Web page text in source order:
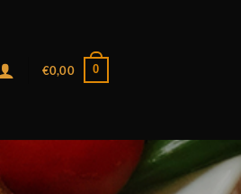
€0,00 0